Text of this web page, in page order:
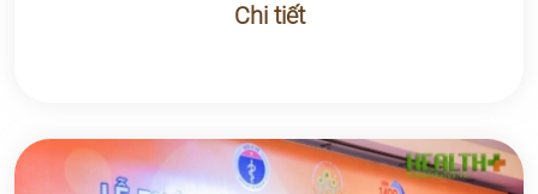
Chi tiết